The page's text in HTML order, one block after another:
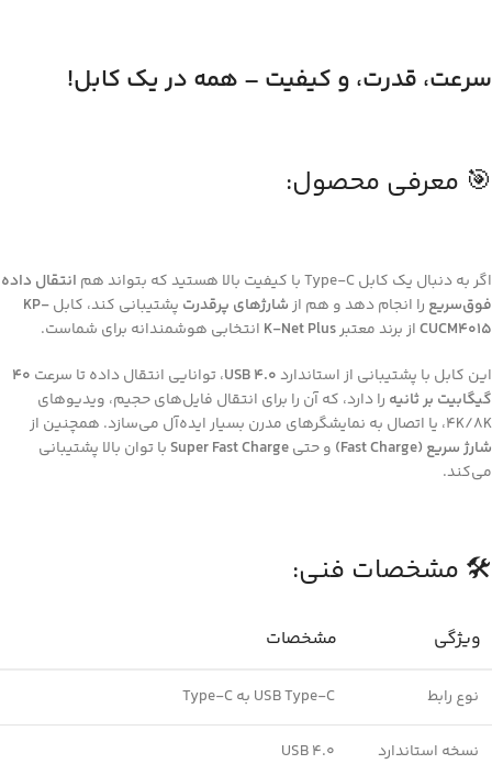
سرعت، قدرت، و کیفیت – همه در یک کابل!
🎯 معرفی محصول:
اگر به دنبال یک کابل Type-C با کیفیت بالا هستید که بتواند هم
انتقال داده
فوق‌سریع را انجام دهد و هم ازشارژهای پرقدرت پشتیبانی کند، کابلKP-
CUCM4015از برند معتبرK-Net Plus انتخابی هوشمندانه برای شماست.
این کابل با پشتیبانی از استانداردUSB 4.0، توانایی انتقال داده تا سرعت ۴۰
گیگابیت بر ثانیه را دارد، که آن را برای انتقال فایل‌های حجیم، ویدیوهای
4K/8K، یا اتصال به نمایشگرهای مدرن بسیار ایده‌آل می‌سازد. همچنین از
شارژ سریع (Fast Charge)
و حتیSuper Fast Chargeبا توان بالا پشتیبانی
می‌کند.
🛠️ مشخصات فنی:
ویژگی‌ مشخصات
نوع رابط USB Type-C به Type-C
نسخه استاندارد USB 4.0